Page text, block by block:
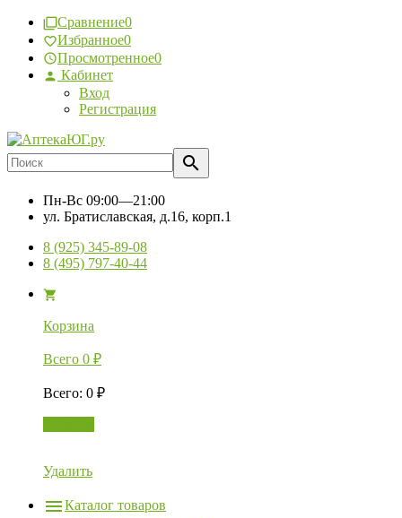
Сравнение0
Избранное0
Просмотренное0
Кабинет
Вход
Регистрация
Пн-Вс 09:00—21:00
ул. Братиславская, д.16, корп.1
8 (925) 345-89-08
8 (495) 797-40-44
Корзина
Всего 0 ₽
Всего: 0 ₽
Удалить
Каталог товаров